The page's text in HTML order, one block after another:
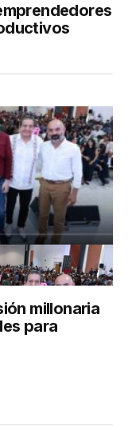
millonaria
para